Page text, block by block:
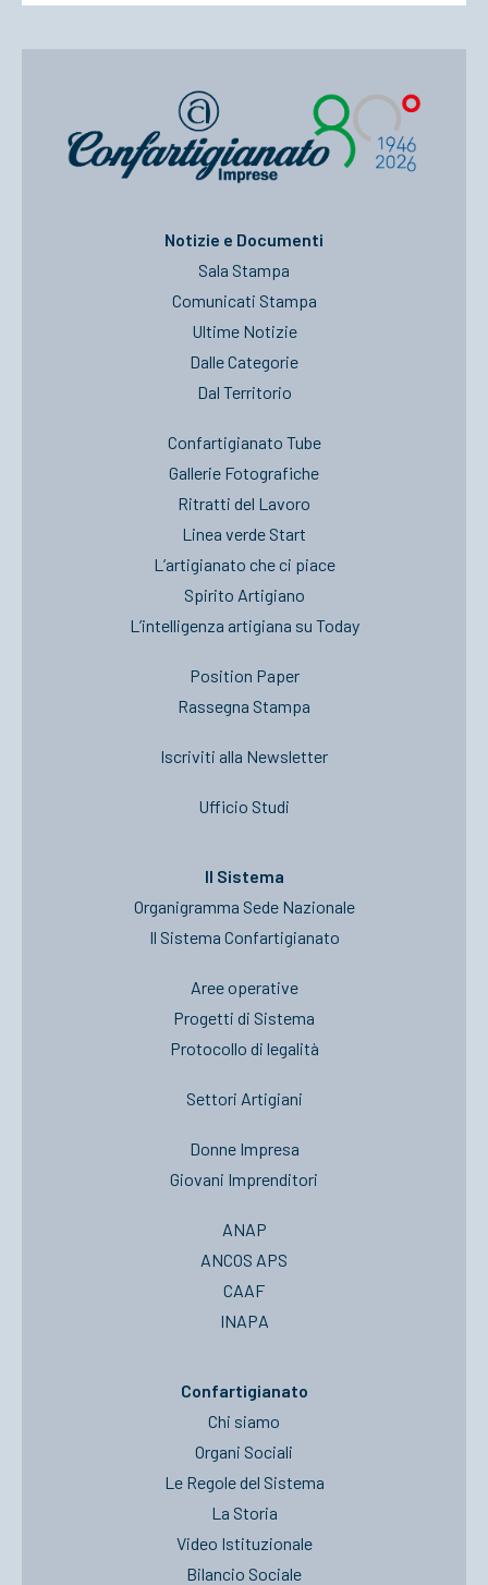
Notizie e Documenti
Sala Stampa
Comunicati Stampa
Ultime Notizie
Dalle Categorie
Dal Territorio
Confartigianato Tube
Gallerie Fotografiche
Ritratti del Lavoro
Linea verde Start
L’artigianato che ci piace
Spirito Artigiano
L’intelligenza artigiana su Today
Position Paper
Rassegna Stampa
Iscriviti alla Newsletter
Ufficio Studi
Il Sistema
Organigramma Sede Nazionale
Il Sistema Confartigianato
Aree operative
Progetti di Sistema
Protocollo di legalità
Settori Artigiani
Donne Impresa
Giovani Imprenditori
ANAP
ANCOS APS
CAAF
INAPA
Confartigianato
Chi siamo
Organi Sociali
Le Regole del Sistema
La Storia
Video Istituzionale
Bilancio Sociale